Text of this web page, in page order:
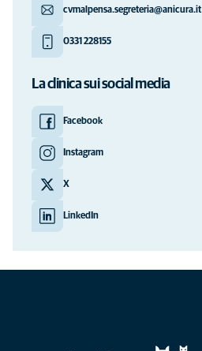
cvmalpensa.segreteria@anicura.it
0331 228155
La clinica sui social media
Facebook
Instagram
X
LinkedIn